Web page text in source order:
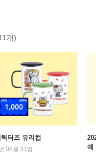
개)
터즈 유리컵
08월 31일
예